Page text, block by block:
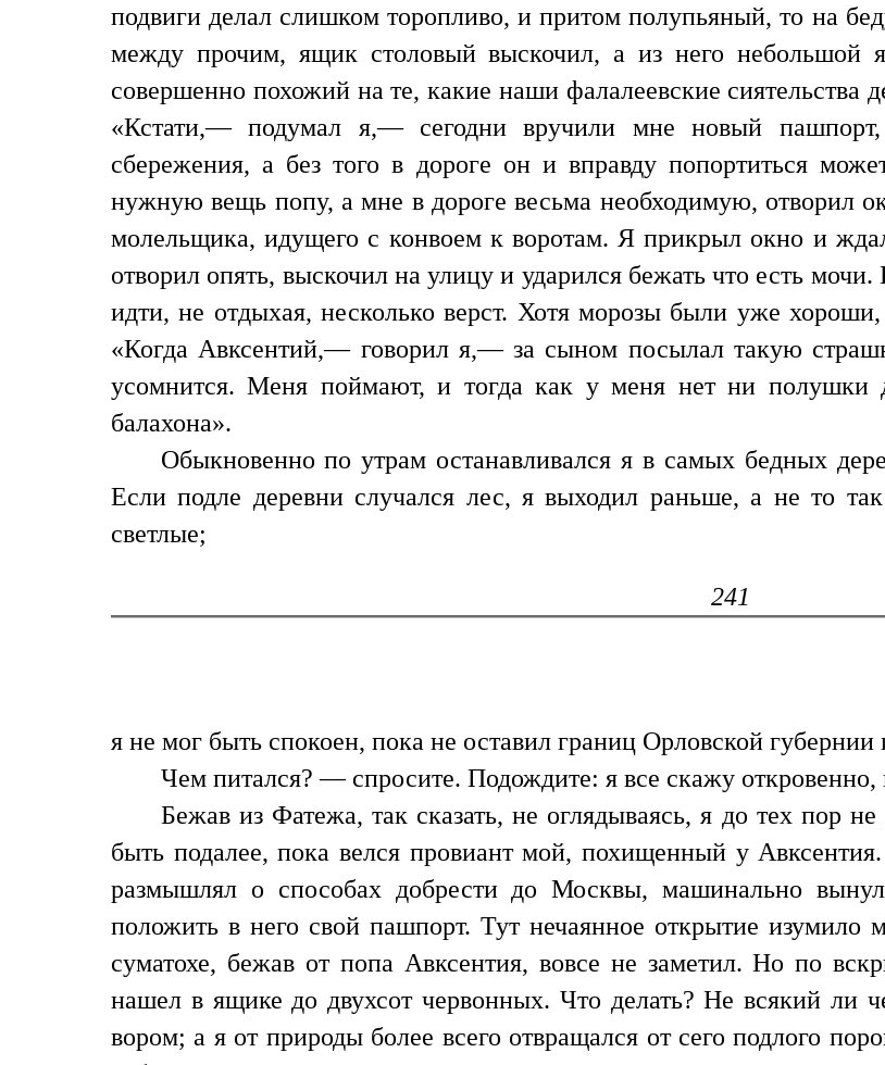
подвиги делал слишком торопливо, и притом полупьяный, то на
между прочим, ящик столовый выскочил, а из него небольшой
совершенно похожий на те, какие наши фалалеевские сиятельства
«Кстати,— подумал я,— сегодни вручили мне новый
сбережения, а без того в дороге он и вправду попортиться
нужную вещь попу, а мне в дороге весьма необходимую, отворил
молельщика, идущего с конвоем к воротам. Я прикрыл окно и
отворил опять, выскочил на улицу и ударился бежать что есть
идти, не отдыхая, несколько верст. Хотя морозы были уже
«Когда Авксентий,— говорил я,— за сыном посылал такую
усомнится. Меня поймают, и тогда как у меня нет ни полушки
балахона».
Обыкновенно по утрам останавливался я в самых бедных
Если подле деревни случался лес, я выходил раньше, а не то
светлые;
241
я не мог быть спокоен, пока не оставил границ Орловской
Чем питался? — спросите. Подождите: я все скажу откровенно,
Бежав из Фатежа, так сказать, не оглядываясь, я до тех пор
быть подалее, пока велся провиант мой, похищенный у
размышлял о способах добрести до Москвы, машинально
положить в него свой пашпорт. Тут нечаянное открытие
суматохе, бежав от попа Авксентия, вовсе не заметил. Но по
нашел в ящике до двухсот червонных. Что делать? Не всякий ли
вором; а я от природы более всего отвращался от сего подлого